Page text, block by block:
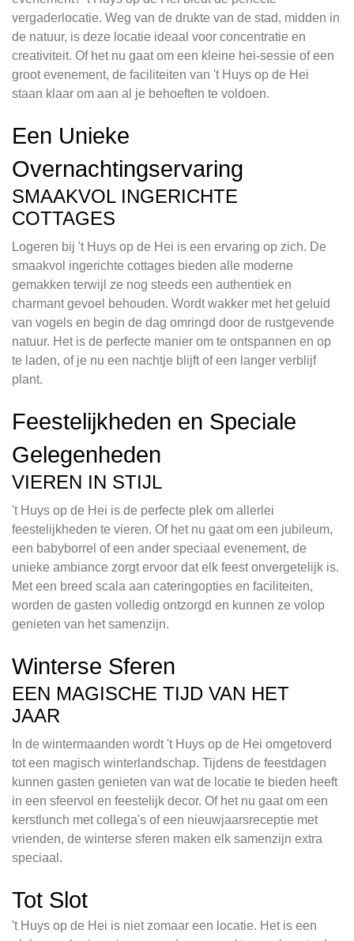
vergaderlocatie. Weg van de drukte van de stad, midden in
de natuur, is deze locatie ideaal voor concentratie en
creativiteit. Of het nu gaat om een kleine hei-sessie of een
groot evenement, de faciliteiten van 't Huys op de Hei
staan klaar om aan al je behoeften te voldoen.
Een Unieke
Overnachtingservaring
SMAAKVOL INGERICHTE
COTTAGES
Logeren bij 't Huys op de Hei is een ervaring op zich. De
smaakvol ingerichte cottages bieden alle moderne
gemakken terwijl ze nog steeds een authentiek en
charmant gevoel behouden. Wordt wakker met het geluid
van vogels en begin de dag omringd door de rustgevende
natuur. Het is de perfecte manier om te ontspannen en op
te laden, of je nu een nachtje blijft of een langer verblijf
plant.
Feestelijkheden en Speciale
Gelegenheden
VIEREN IN STIJL
't Huys op de Hei is de perfecte plek om allerlei
feestelijkheden te vieren. Of het nu gaat om een jubileum,
een babyborrel of een ander speciaal evenement, de
unieke ambiance zorgt ervoor dat elk feest onvergetelijk is.
Met een breed scala aan cateringopties en faciliteiten,
worden de gasten volledig ontzorgd en kunnen ze volop
genieten van het samenzijn.
Winterse Sferen
EEN MAGISCHE TIJD VAN HET
JAAR
In de wintermaanden wordt 't Huys op de Hei omgetoverd
tot een magisch winterlandschap. Tijdens de feestdagen
kunnen gasten genieten van wat de locatie te bieden heeft
in een sfeervol en feestelijk decor. Of het nu gaat om een
kerstlunch met collega's of een nieuwjaarsreceptie met
vrienden, de winterse sferen maken elk samenzijn extra
speciaal.
Tot Slot
't Huys op de Hei is niet zomaar een locatie. Het is een